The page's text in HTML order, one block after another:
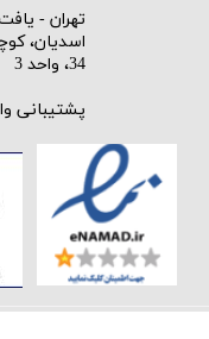
​تهران -
اسدیان،
34، واحد 3
پشتیبانی واتساپ :